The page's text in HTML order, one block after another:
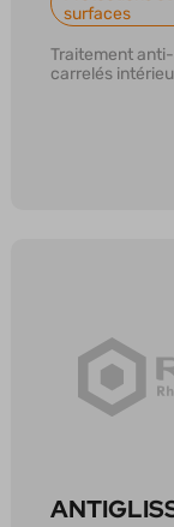
surfaces
Traitement
carrelés
En savoir